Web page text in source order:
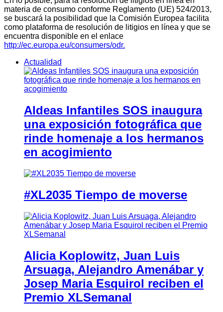
materia de consumo conforme Reglamento (UE) 524/2013,
se buscará la posibilidad que la Comisión Europea facilita
como plataforma de resolución de litigios en línea y que se
encuentra disponible en el enlace
http://ec.europa.eu/consumers/odr.
Actualidad
Aldeas Infantiles SOS inaugura
una exposición fotográfica que
rinde homenaje a los hermanos
en acogimiento
#XL2035 Tiempo de moverse
Alicia Koplowitz, Juan Luis
Arsuaga, Alejandro Amenábar y
Josep Maria Esquirol reciben el
Premio XLSemanal